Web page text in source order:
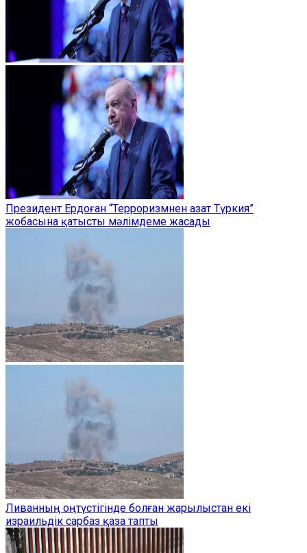
Президент Ердоған “Терроризмнен азат Түркия”
жобасына қатысты мәлімдеме жасады
Ливанның оңтүстігінде болған жарылыстан екі
израильдік сарбаз қаза тапты